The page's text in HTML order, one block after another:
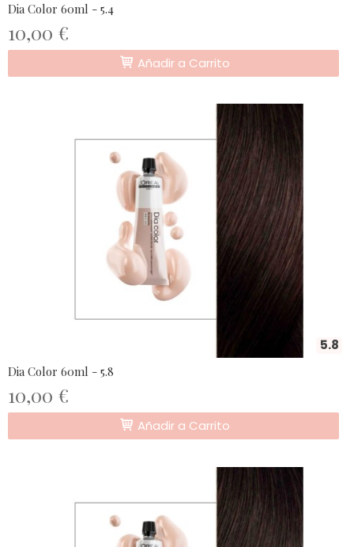
Dia Color 60ml - 5.4
10,00 €
Añadir a Carrito
5.8
Dia Color 60ml - 5.8
10,00 €
Añadir a Carrito